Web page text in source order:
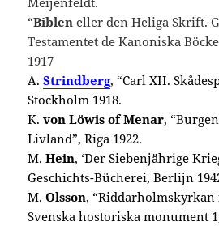
“Bibleneller den Heliga Skrift.
Testamentet de Kanoniska
1917
A.Strindberg, “Carl XII.
Stockholm 1918.
K.von Löwis of Menar,
Livland”, Riga 1922.
M.Hein, ‘Der Siebenjährige
Geschichts-Bücherei, Berlijn
M.Olsson, “Riddarholmskyrkan
Svenska hostoriska monument